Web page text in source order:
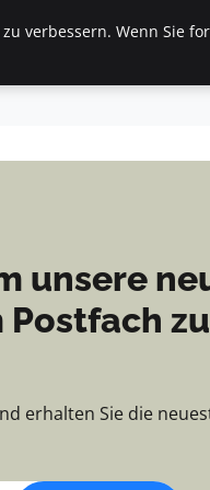
Allgemein
unsere
zu
erhalten Sie die
verbessern. Wenn Sie